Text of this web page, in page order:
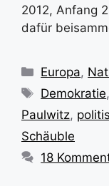
2012, Anfang
dafür
Kategorien
Europa,
Demokratie,
Paulwitz,
Schäuble
18